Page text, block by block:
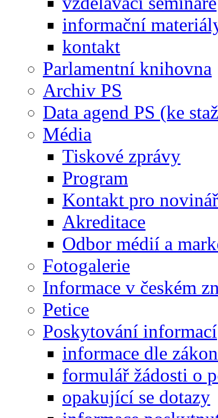
informační
kontakt
Parlamentní knihovna
Archiv PS
Data agend PS (ke
Média
Tiskové zprávy
Program
Kontakt pro
Akreditace
Odbor médií a
Fotogalerie
Informace v českém
Petice
Poskytování informací
informace dle
formulář žádosti o
opakující se dotazy